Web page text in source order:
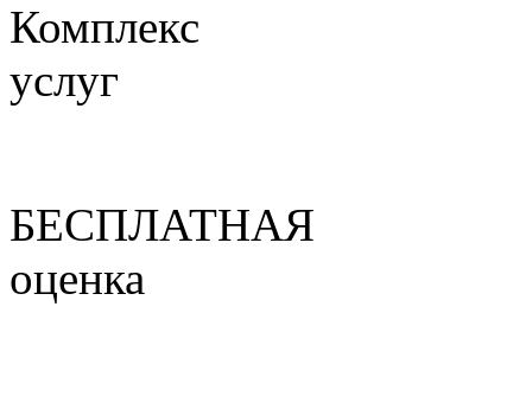
Комплекс
услуг
БЕСПЛАТНАЯ
оценка